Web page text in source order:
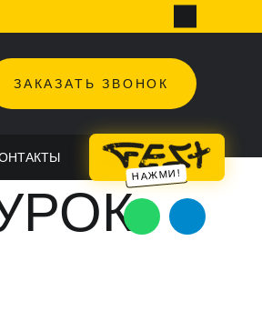
ЗАКАЗАТЬ ЗВОНОК
TOPHOP FEST